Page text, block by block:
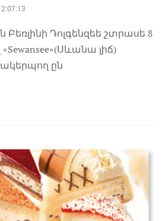
Դոլգենզեե շտրասե 8
լիճ)
ըն